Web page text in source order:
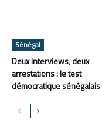
Sénégal
Deux interviews, deux
arrestations : le test
démocratique sénégalais